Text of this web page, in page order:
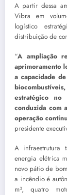
A partir dessa
Vibra em
logístico
distribuição de
“A ampliação
aprimoramento
a capacidade
estratégico no
conduzida com
operação
presidente
A infraestrutura
energia elétrica
novo pátio de
a incêndio é
m³, quatro